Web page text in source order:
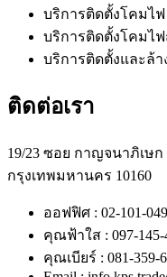
บริการติดตั้งโคมไ
บริการติดตั้งโคมไ
บริการติดตั้งและล้า
ติดต่อเรา
19/23 ซอย กาญจนาภิเษ
กรุงเทพมหานคร 10160
ออฟฟิศ : 02-101-
คุณฟ้าใส : 097-145-
คุณเบียร์ : 081-359-